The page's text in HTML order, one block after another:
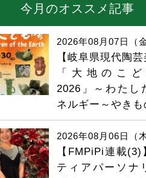
今月のオススメ記事
【岐阜県現代陶芸
「大地のこ
2026」～わたし
ネルギー～やきも
2026年08月07日（金
【FMPiPi連載(3)
ティアパーソナ
2026年08月06日（木